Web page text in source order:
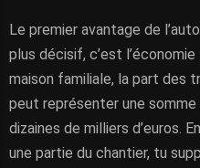
Le premier avantage de
plus décisif, c’est
maison familiale, la part des
peut représenter une
dizaines de milliers d’euros.
une partie du chantier, tu